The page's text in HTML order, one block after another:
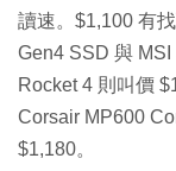
讀速。$1,100 有
Gen4 SSD 與
Rocket 4 則叫價
Corsair MP600
$1,180。